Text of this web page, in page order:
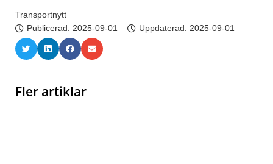
Transportnytt
Publicerad: 2025-09-01 Uppdaterad: 2025-09-01
Fler artiklar